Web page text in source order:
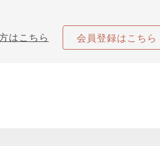
はこちら 会員登録はこちら